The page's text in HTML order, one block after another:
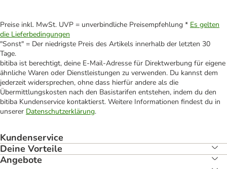
Preise inkl. MwSt. UVP = unverbindliche Preisempfehlung * Es gelten
die Lieferbedingungen
"Sonst" = Der niedrigste Preis des Artikels innerhalb der letzten 30
Tage.
bitiba ist berechtigt, deine E-Mail-Adresse für Direktwerbung für eigene
ähnliche Waren oder Dienstleistungen zu verwenden. Du kannst dem
jederzeit widersprechen, ohne dass hierfür andere als die
Übermittlungskosten nach den Basistarifen entstehen, indem du den
bitiba Kundenservice kontaktierst. Weitere Informationen findest du in
unserer Datenschutzerklärung.
Kundenservice
Deine Vorteile
Angebote